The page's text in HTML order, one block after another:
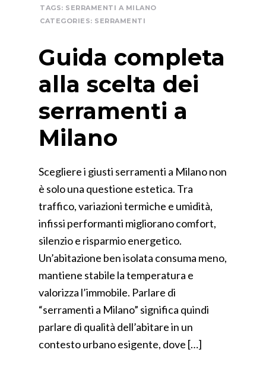
TAGS: SERRAMENTI A MILANO
CATEGORIES: SERRAMENTI
Guida completa
alla scelta dei
serramenti a
Milano
Scegliere i giusti serramenti a Milano non
è solo una questione estetica. Tra
traffico, variazioni termiche e umidità,
infissi performanti migliorano comfort,
silenzio e risparmio energetico.
Un’abitazione ben isolata consuma meno,
mantiene stabile la temperatura e
valorizza l’immobile. Parlare di
“serramenti a Milano” significa quindi
parlare di qualità dell’abitare in un
contesto urbano esigente, dove […]